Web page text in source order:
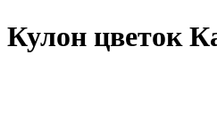
Кулон цветок